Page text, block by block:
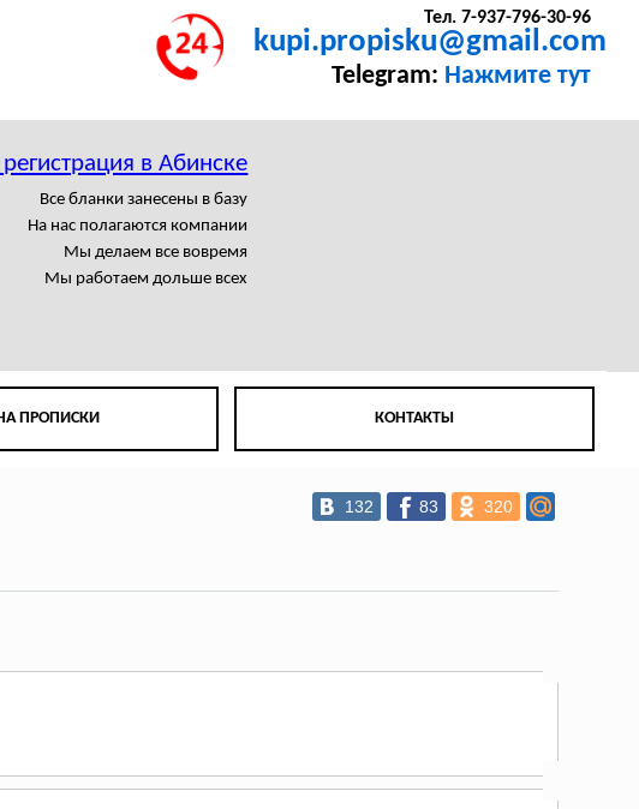
Тел. 7-937-796-30-96
kupi.propisku@gmail.com
Telegram: Нажмите тут
в Абинске
Все бланки занесены в базу
На нас полагаются компании
Мы делаем все вовремя
Мы работаем дольше всех
ПРОПИСКИ КОНТАКТЫ
132 83 320